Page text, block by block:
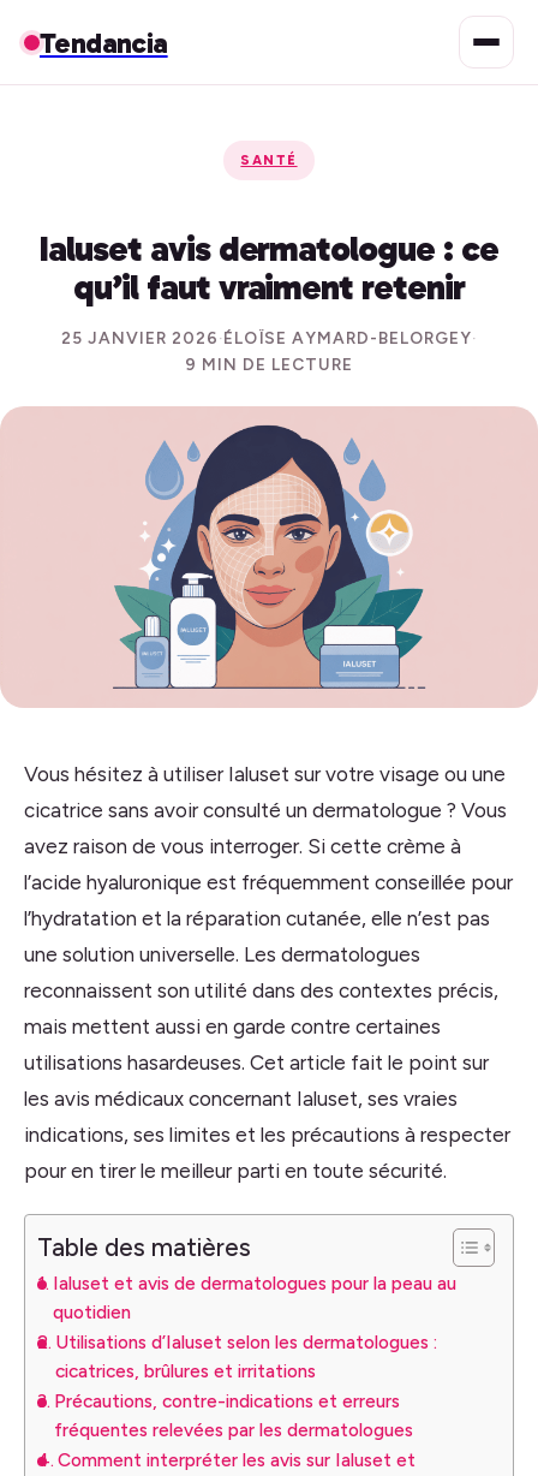
Tendancia
SANTÉ
Ialuset avis dermatologue : ce
qu’il faut vraiment retenir
25 JANVIER 2026·ÉLOÏSE AYMARD-BELORGEY·
9 MIN DE LECTURE
Vous hésitez à utiliser Ialuset sur votre visage ou une
cicatrice sans avoir consulté un dermatologue ? Vous
avez raison de vous interroger. Si cette crème à
l’acide hyaluronique est fréquemment conseillée pour
l’hydratation et la réparation cutanée, elle n’est pas
une solution universelle. Les dermatologues
reconnaissent son utilité dans des contextes précis,
mais mettent aussi en garde contre certaines
utilisations hasardeuses. Cet article fait le point sur
les avis médicaux concernant Ialuset, ses vraies
indications, ses limites et les précautions à respecter
pour en tirer le meilleur parti en toute sécurité.
Table des matières
Ialuset et avis de dermatologues pour la peau au
quotidien
Utilisations d’Ialuset selon les dermatologues :
cicatrices, brûlures et irritations
Précautions, contre-indications et erreurs
fréquentes relevées par les dermatologues
Comment interpréter les avis sur Ialuset et